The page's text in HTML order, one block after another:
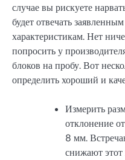
случае вы рискуете
будет отвечать
характеристикам. Нет
попросить у
блоков на пробу. Вот
определить хороший и
Измерить
отклонение
8 мм.
снижают